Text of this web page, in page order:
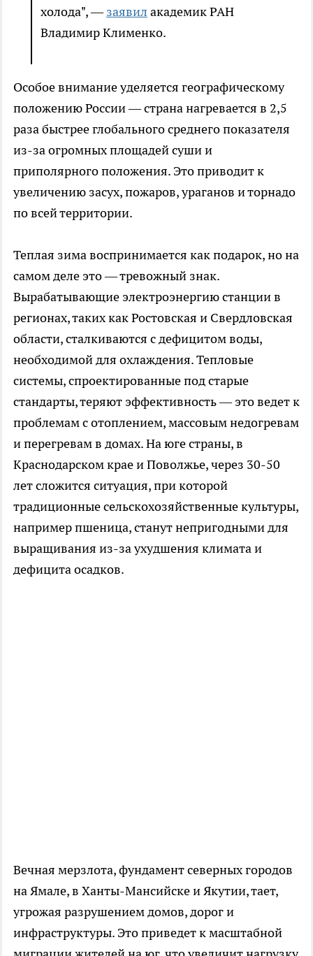
холода", —заявил академик РАН
Владимир Клименко.
Особое внимание уделяется географическому
положению России — страна нагревается в 2,5
раза быстрее глобального среднего показателя
из-за огромных площадей суши и
приполярного положения. Это приводит к
увеличению засух, пожаров, ураганов и торнадо
по всей территории.
Теплая зима воспринимается как подарок, но на
самом деле это — тревожный знак.
Вырабатывающие электроэнергию станции в
регионах, таких как Ростовская и Свердловская
области, сталкиваются с дефицитом воды,
необходимой для охлаждения. Тепловые
системы, спроектированные под старые
стандарты, теряют эффективность — это ведет к
проблемам с отоплением, массовым недогревам
и перегревам в домах. На юге страны, в
Краснодарском крае и Поволжье, через 30-50
лет сложится ситуация, при которой
традиционные сельскохозяйственные культуры,
например пшеница, станут непригодными для
выращивания из-за ухудшения климата и
дефицита осадков.
Вечная мерзлота, фундамент северных городов
на Ямале, в Ханты-Мансийске и Якутии, тает,
угрожая разрушением домов, дорог и
инфраструктуры. Это приведет к масштабной